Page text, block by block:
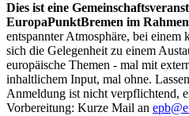
Dies ist eine
EuropaPunktBremen im
entspannter Atmosphäre, bei einem
sich die Gelegenheit zu einem
europäische Themen - mal mit
inhaltlichem Input, mal ohne.
Anmeldung ist nicht verpflichtend,
Vorbereitung: Kurze Mail an